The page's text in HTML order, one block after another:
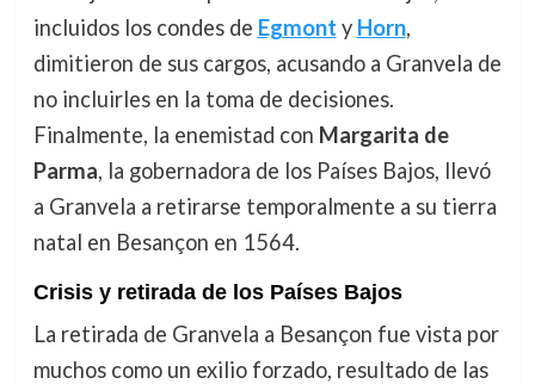
incluidos los condes de Egmont y Horn,
dimitieron de sus cargos, acusando a Granvela de
no incluirles en la toma de decisiones.
Finalmente, la enemistad con Margarita de
Parma, la gobernadora de los Países Bajos, llevó
a Granvela a retirarse temporalmente a su tierra
natal en Besançon en 1564.
Crisis y retirada de los Países Bajos
La retirada de Granvela a Besançon fue vista por
muchos como un exilio forzado, resultado de las